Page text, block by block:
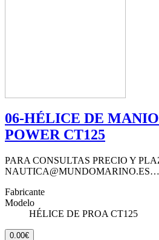
06-HÉLICE DE
POWER CT125
PARA CONSULTAS PRECIO Y
NAUTICA@MUNDOMARINO.ES…
Fabricante
Modelo
HÉLICE DE PROA CT125
0.00€